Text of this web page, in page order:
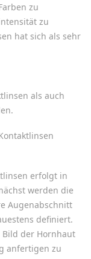
zu
zu
hat sich als sehr
als auch
erfolgt in
werden die
Augenabschnitt
definiert.
der Hornhaut
anfertigen zu